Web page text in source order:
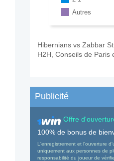
Autres
Hibernians vs Zabbar
H2H, Conseils de Paris
Publicité
Offre
100% de bonus de
L'enregistrement et l'ouverture
uniquement aux personnes de
responsabilité du joueur de